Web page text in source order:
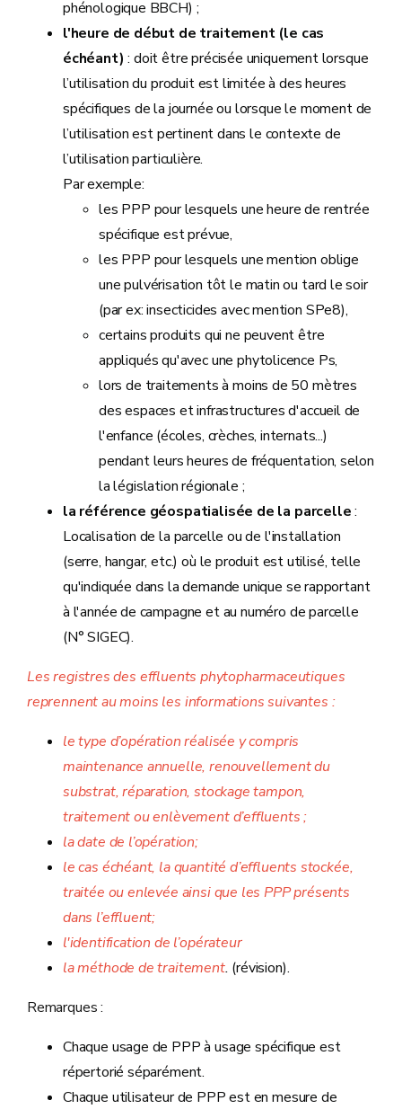
phénologique BBCH) ;
l'heure de début de traitement (le cas
échéant) : doit être précisée uniquement lorsque
l’utilisation du produit est limitée à des heures
spécifiques de la journée ou lorsque le moment de
l’utilisation est pertinent dans le contexte de
l’utilisation particulière.
Par exemple:
les PPP pour lesquels une heure de rentrée
spécifique est prévue,
les PPP pour lesquels une mention oblige
une pulvérisation tôt le matin ou tard le soir
(par ex: insecticides avec mention SPe8),
certains produits qui ne peuvent être
appliqués qu'avec une phytolicence Ps,
lors de traitements à moins de 50 mètres
des espaces et infrastructures d'accueil de
l'enfance (écoles, crèches, internats...)
pendant leurs heures de fréquentation, selon
la législation régionale ;
la référence géospatialisée de la parcelle:
Localisation de la parcelle ou de l'installation
(serre, hangar, etc.) où le produit est utilisé, telle
qu'indiquée dans la demande unique se rapportant
à l'année de campagne et au numéro de parcelle
(N° SIGEC).
Les registres des effluents phytopharmaceutiques
reprennent au moins les informations suivantes :
le type d’opération réalisée y compris
maintenance annuelle, renouvellement du
substrat, réparation, stockage tampon,
traitement ou enlèvement d’effluents ;
la date de l’opération;
le cas échéant, la quantité d’effluents stockée,
traitée ou enlevée ainsi que les PPP présents
dans l’effluent;
l'identification de l’opérateur
la méthode de traitement. (révision).
Remarques :
Chaque usage de PPP à usage spécifique est
répertorié séparément.
Chaque utilisateur de PPP est en mesure de